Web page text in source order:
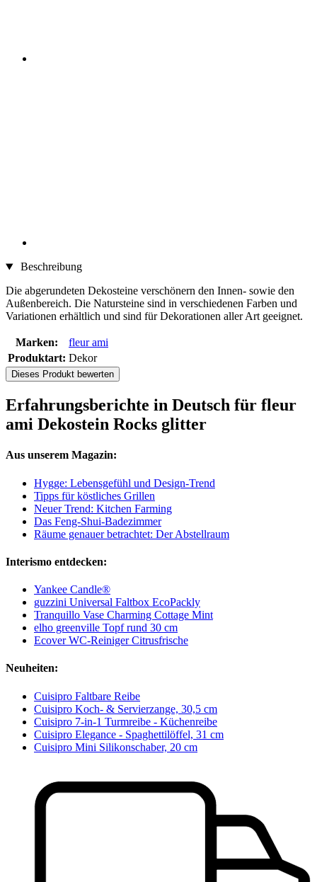
Beschreibung
Die abgerundeten Dekosteine verschönern den Innen- sowie den
Außenbereich. Die Natursteine sind in verschiedenen Farben und
Variationen erhältlich und sind für Dekorationen aller Art geeignet.
Marken:
fleur ami
Produktart: Dekor
Dieses Produkt bewerten
Erfahrungsberichte in Deutsch für fleur
ami Dekostein Rocks glitter
Aus unserem Magazin:
Hygge: Lebensgefühl und Design-Trend
Tipps für köstliches Grillen
Neuer Trend: Kitchen Farming
Das Feng-Shui-Badezimmer
Räume genauer betrachtet: Der Abstellraum
Interismo entdecken:
Yankee Candle®
guzzini Universal Faltbox EcoPackly
Tranquillo Vase Charming Cottage Mint
elho greenville Topf rund 30 cm
Ecover WC-Reiniger Citrusfrische
Neuheiten:
Cuisipro Faltbare Reibe
Cuisipro Koch- & Servierzange, 30,5 cm
Cuisipro 7-in-1 Turmreibe - Küchenreibe
Cuisipro Elegance - Spaghettilöffel, 31 cm
Cuisipro Mini Silikonschaber, 20 cm